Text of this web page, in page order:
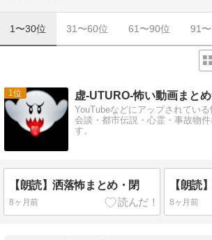
1〜30位 31〜60位 61〜90位 91
1 虚-UTURO-怖い動画まと
YouTubeなどにアップされている
会談・都市伝説・心霊・事故物
す。
【朗読】洒落怖まとめ・閉
8ヶ月前
【朗読
8ヶ月前